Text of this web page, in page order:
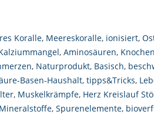
Koralle, Meereskoralle, ionisiert,
, Aminosäuren, Knochen
, Naturprodukt, Basisch,
Basen-Haushalt, tipps&Tricks,
, Muskelkrämpfe, Herz Kreislauf
Mineralstoffe, Spurenelemente,